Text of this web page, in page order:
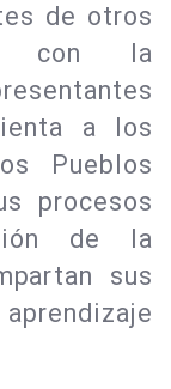
de otros
con la
a los
Pueblos
procesos
de la
sus